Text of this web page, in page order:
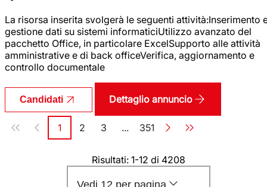
La risorsa inserita svolgerà le seguenti attività:Inserimento
gestione dati su sistemi informaticiUtilizzo avanzato del
pacchetto Office, in particolare ExcelSupporto alle attività
amministrative e di back officeVerifica, aggiornamento e
controllo documentale
Candidati Dettaglio annuncio
Paginazione
Pagina
1 Pagina
2 Pagina
3 ... Pagina
351
Risultati: 1-12 di 4208